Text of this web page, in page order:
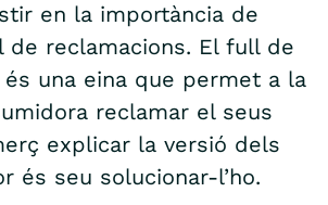
en la importància de
reclamacions. El full de
una eina que permet a la
reclamar el seus
explicar la versió dels
és seu solucionar-l’ho.